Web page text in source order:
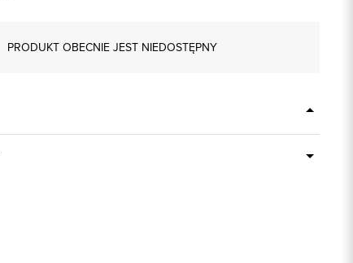
PRODUKT OBECNIE JEST NIEDOSTĘPNY